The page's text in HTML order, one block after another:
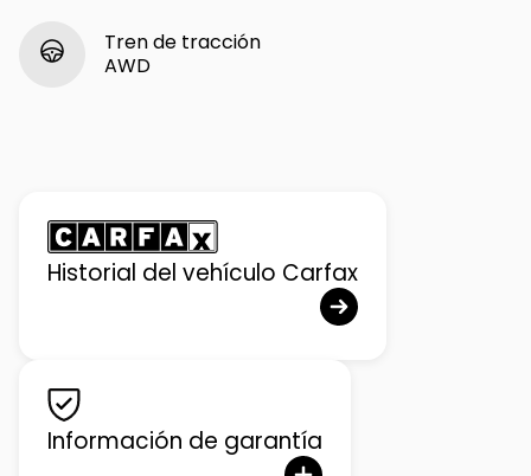
Tren de tracción
AWD
Historial del vehículo Carfax
Información de garantía